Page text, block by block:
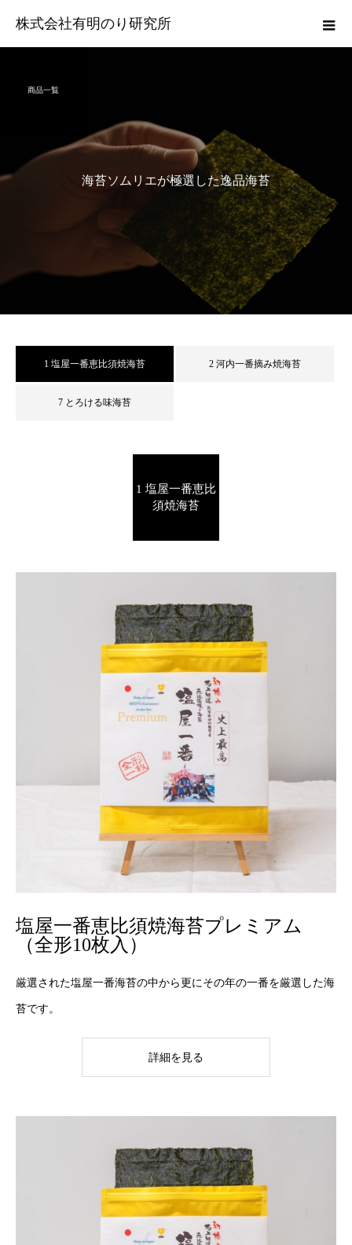
株式会社有明のり研究所
商品一覧
海苔ソ ム リ エが極選 した逸品海苔
1 塩屋一番恵比須焼海苔 2 河内一番摘み焼海苔
7 とろける味海苔
1 塩屋一番恵比
須焼海苔
塩屋一番恵比須焼海苔プレミアム
（全形10枚入）
厳選された塩屋一番海苔の中から更にその年の一番を厳選した海
苔です。
詳細を見る